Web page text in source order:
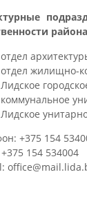
района
отдел
отдел жилищно-
Лидское
коммунальное
Лидское
+375 154
154 534004